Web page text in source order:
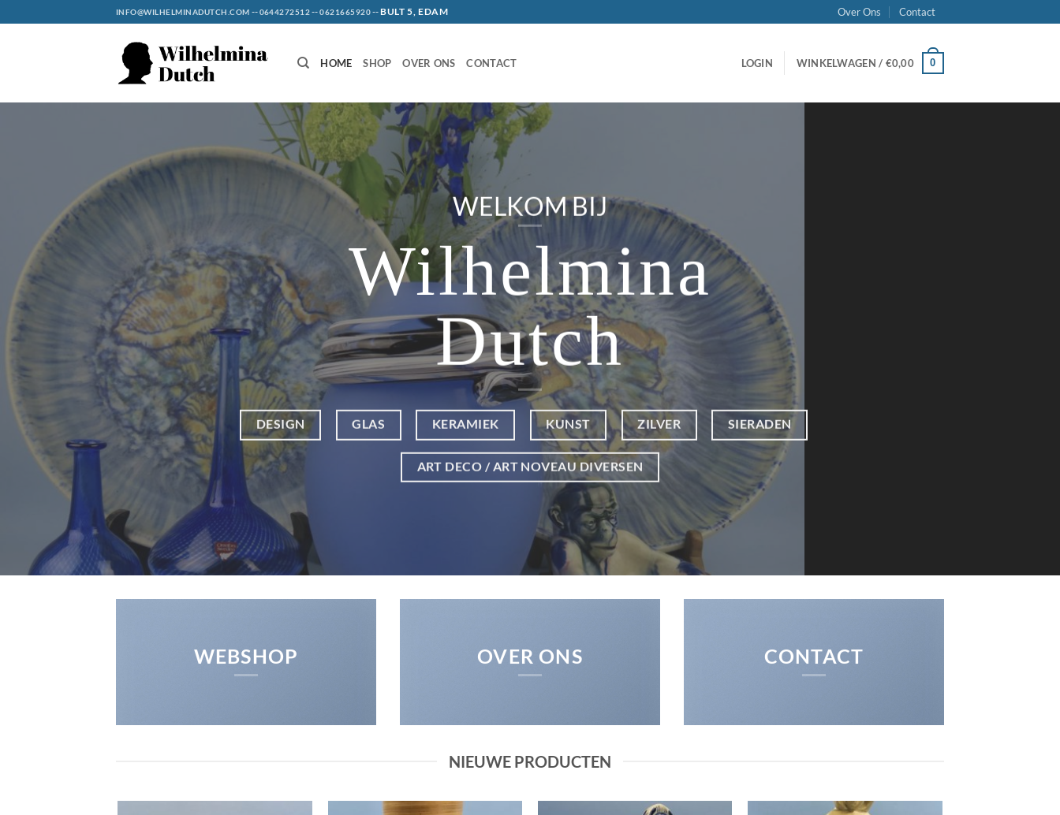
naar
INFO@WILHELMINADUTCH.COM --0644272512--0621665920--BULT 5, EDAM Over Ons Contact
HOME SHOP OVER ONS CONTACT LOGIN WINKELWAGEN / €0,00 0
WELKOM BIJ
Wilhelmina
Dutch
DESIGN GLAS KERAMIEK KUNST ZILVER SIERADEN
ART DECO / ART NOVEAU DIVERSEN
WEBSHOP OVER ONS CONTACT
NIEUWE PRODUCTEN